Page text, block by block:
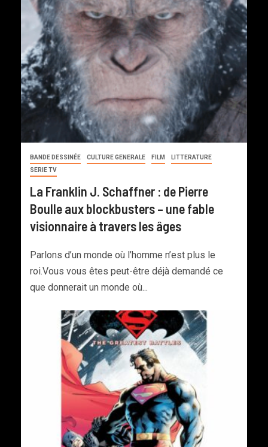
BANDE DESSINÉE CULTURE GENERALE FILM
LITTERATURE
SERIE TV
La Franklin J. Schaffner : de Pierre
Boulle aux blockbusters – une fable
visionnaire à travers les âges
Parlons d’un monde où l’homme n’est plus le
roi.Vous vous êtes peut-être déjà demandé ce
que donnerait un monde où...